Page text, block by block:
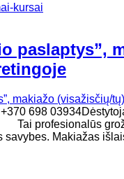
kursai
paslaptys”,
698
profesionalūs
savybes. Makiažas